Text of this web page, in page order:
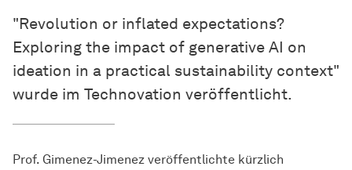
"Revolution or inflated expectations?
Exploring the impact of generative AI on
ideation in a practical sustainability context"
wurde im Technovation veröffentlicht.
Prof. Gimenez-Jimenez veröffentlichte kürzlich